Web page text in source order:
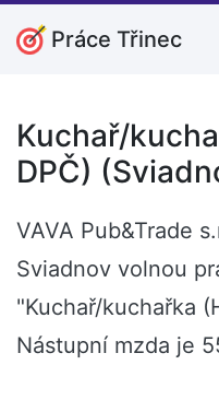
Práce Třinec
Kuchař/
DPČ)
VAVA Pub&Trade
Sviadnov volnou
"Kuchař/kuchařka
Nástupní mzda je